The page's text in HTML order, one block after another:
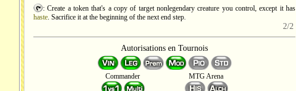
: Create a token that's a copy of target nonlegendary creature you control, except it has
haste. Sacrifice it at the beginning of the next end step.
2/2
Autorisations en Tournois
Commander MTG Arena